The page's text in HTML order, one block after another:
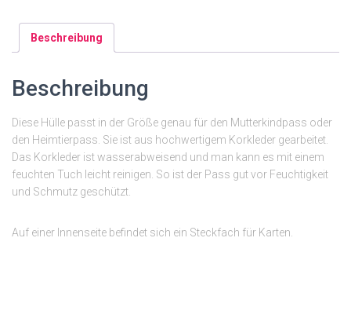
Beschreibung
Beschreibung
Diese Hülle passt in der Größe genau für den Mutterkindpass oder
den Heimtierpass. Sie ist aus hochwertigem Korkleder gearbeitet.
Das Korkleder ist wasserabweisend und man kann es mit einem
feuchten Tuch leicht reinigen. So ist der Pass gut vor Feuchtigkeit
und Schmutz geschützt.
Auf einer Innenseite befindet sich ein Steckfach für Karten.